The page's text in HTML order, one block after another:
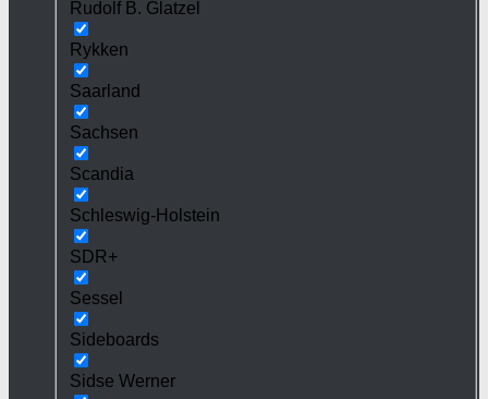
Rudolf B. Glatzel
Rykken
Saarland
Sachsen
Scandia
Schleswig-Holstein
SDR+
Sessel
Sideboards
Sidse Werner